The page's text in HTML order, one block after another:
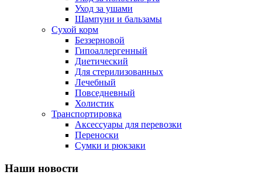
Уход за ушами
Шампуни и бальзамы
Сухой корм
Беззерновой
Гипоаллергенный
Диетический
Для стерилизованных
Лечебный
Повседневный
Холистик
Транспортировка
Аксессуары для перевозки
Переноски
Сумки и рюкзаки
Наши новости